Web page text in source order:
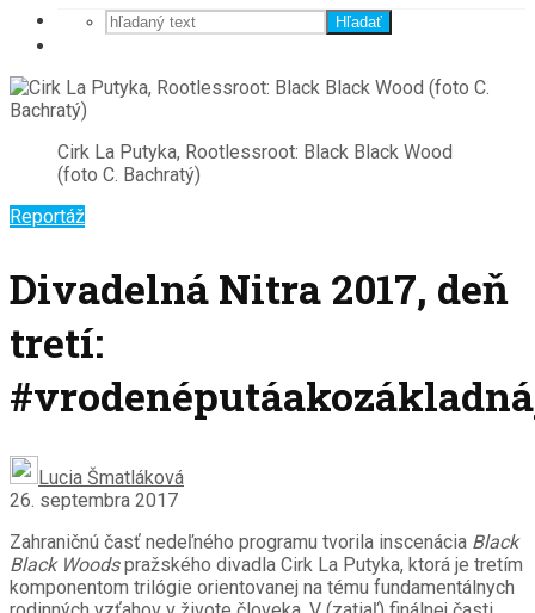
Hľadať
Cirk La Putyka, Rootlessroot: Black Black Wood
(foto C. Bachratý)
Reportáž
Divadelná Nitra 2017, deň
tretí:
Lucia Šmatláková
26. septembra 2017
Zahraničnú časť nedeľného programu tvorila inscenácia Black
Black Woodspražského divadla Cirk La Putyka, ktorá je tretím
komponentom trilógie orientovanej na tému fundamentálnych